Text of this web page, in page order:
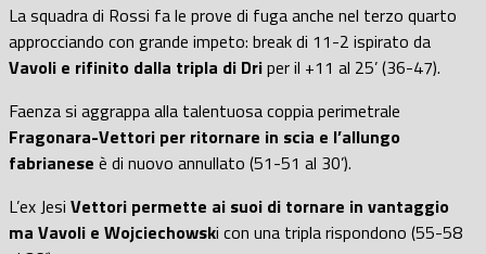
La squadra di Rossi fa le prove di fuga anche nel terzo quarto
approcciando con grande impeto: break di 11-2 ispirato da
Vavoli e rifinito dalla tripla di Driper il +11 al 25’ (36-47).
Faenza si aggrappa alla talentuosa coppia perimetrale
Fragonara-Vettori per ritornare in scia e l’allungo
fabrianese è di nuovo annullato (51-51 al 30’).
L’ex Jesi Vettori permette ai suoi di tornare in vantaggio
ma Vavoli e Wojciechowski con una tripla rispondono (55-58